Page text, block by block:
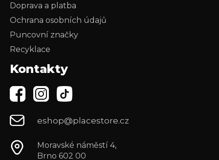
Doprava a platba
Ochrana osobních údajů
Puncovní značky
Recyklace
Kontakty
eshop@placestore.cz
Moravské náměstí 4,
Brno 602 00